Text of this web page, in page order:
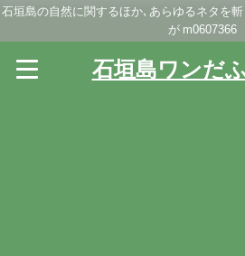
石垣島の自然に関するほか､あらゆるネタを
が m0607366
石垣島ワンだ